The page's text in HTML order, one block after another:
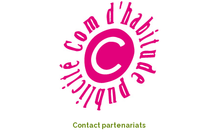
Contact partenariats